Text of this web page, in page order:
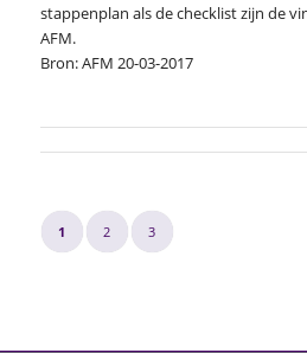
stappenplan als de checklist zijn de
AFM.
Bron: AFM 20-03-2017
1 2 3